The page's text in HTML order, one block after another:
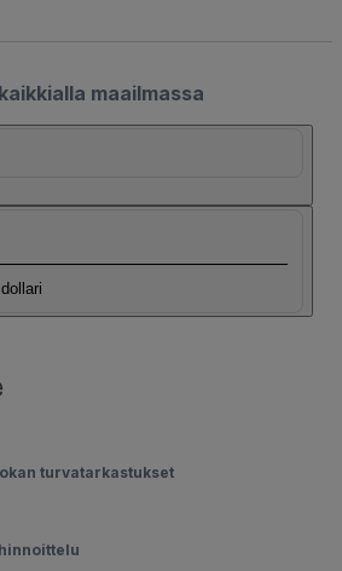
maailmassa
turvatarkastukset